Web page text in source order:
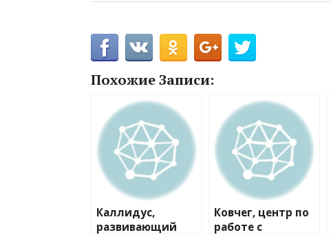
Похожие Записи:
Каллидус,
развивающий
Ковчег, центр по
работе с